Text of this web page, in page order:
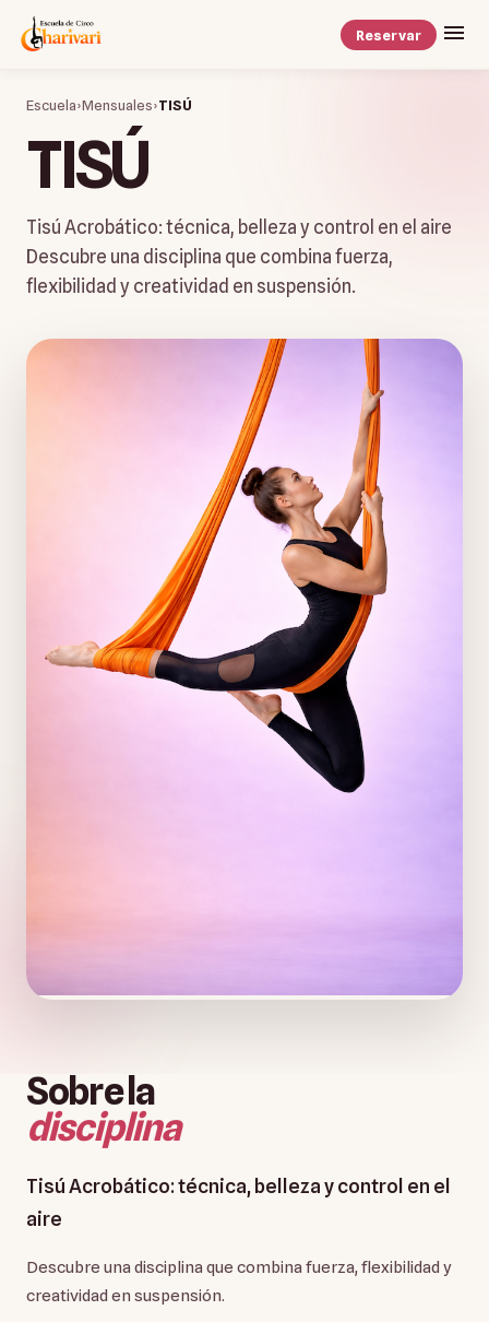
Reservar
Escuela›Mensuales›TISÚ
TISÚ
Tisú Acrobático: técnica, belleza y control en el aire
Descubre una disciplina que combina fuerza,
flexibilidad y creatividad en suspensión.
Sobre la
disciplina
Tisú Acrobático: técnica, belleza y control en el
aire
Descubre una disciplina que combina fuerza, flexibilidad y
creatividad en suspensión.